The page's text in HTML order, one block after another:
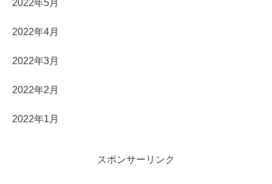
2022年5月
2022年4月
2022年3月
2022年2月
2022年1月
スポンサーリンク